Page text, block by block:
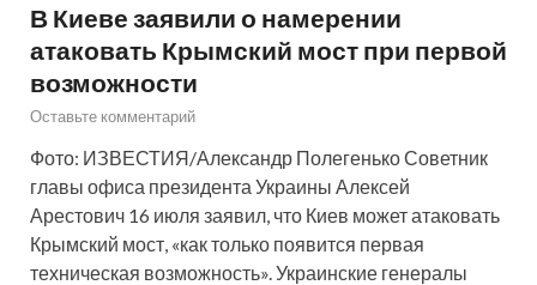
В Киеве заявили о намерении
атаковать Крымский мост при первой
возможности
Оставьте комментарий
Фото: ИЗВЕСТИЯ/Александр Полегенько Советник
главы офиса президента Украины Алексей
Арестович 16 июля заявил, что Киев может атаковать
Крымский мост, «как только появится первая
техническая возможность». Украинские генералы